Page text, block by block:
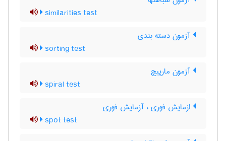
similarities test
آزمون دسته بندی
sorting test
آزمون مارپیچ
spiral test
ازمایش فوری ، آزمایش فوری
spot test